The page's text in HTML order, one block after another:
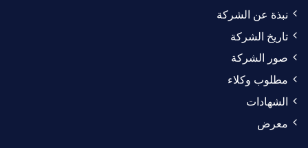
نبذة عن الشركة
تاريخ الشركة
صور الشركة
مطلوب وكلاء
الشهادات
معرض